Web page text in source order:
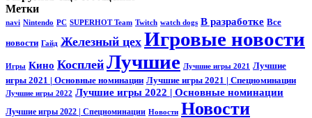
Метки
navi Nintendo PC SUPERHOT Team Twitch watch dogs В разработке Все
новости Гайд Железный цех Игровые новости
Игры Кино Косплей Лучшие Лучшие игры 2021
Лучшие
игры 2021 | Основные номинации Лучшие игры 2021 | Спецноминации
Лучшие игры 2022 Лучшие игры 2022 | Основные номинации
Лучшие игры 2022 | Спецноминации Новости Новости